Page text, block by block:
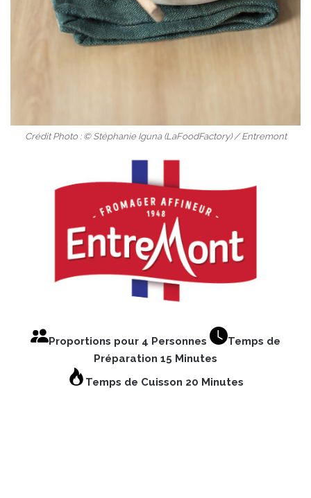
Crédit Photo : © Stéphanie Iguna (LaFoodFactory) / Entremont
Proportions pour 4 Personnes
Temps de
Préparation 15 Minutes
Temps de Cuisson 20 Minutes